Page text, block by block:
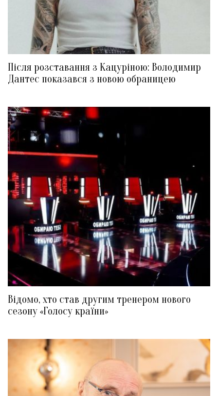
Після розставання з Кацуріною: Володимир
Дантес показався з новою обраницею
Відомо, хто став другим тренером нового
сезону «Голосу країни»